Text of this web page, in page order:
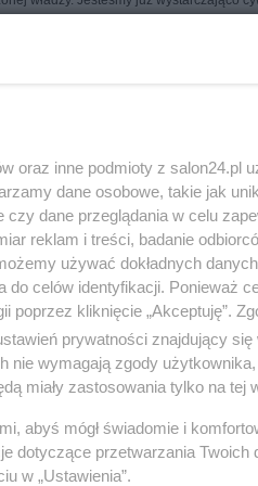
Obserwuj notkę
publiczną kasę
oraz inne podmioty z salon24.pl
dane osobowe, takie jak
czy dane przeglądania w celu
reklam i treści, badanie
używać dokładnych
celów identyfikacji. Ponieważ
poprzez kliknięcie „Akceptuję”.
prywatności znajdujący
nie wymagają zgody
miały zastosowania tylko na tej
abyś mógł świadomie i
dotyczące przetwarzania
w „Ustawienia”.